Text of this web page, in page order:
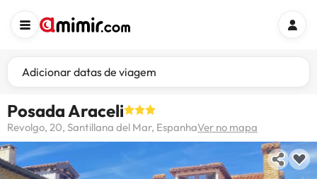
Adicionar datas de viagem
Posada Araceli
Revolgo, 20, Santillana del Mar, EspanhaVer no mapa